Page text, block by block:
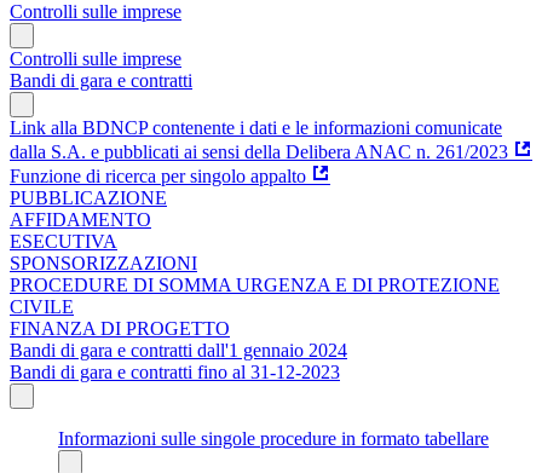
Controlli sulle imprese
Controlli sulle imprese
Bandi di gara e contratti
Link alla BDNCP contenente i dati e le informazioni comunicate
dalla S.A. e pubblicati ai sensi della Delibera ANAC n. 261/2023
Funzione di ricerca per singolo appalto
PUBBLICAZIONE
AFFIDAMENTO
ESECUTIVA
SPONSORIZZAZIONI
PROCEDURE DI SOMMA URGENZA E DI PROTEZIONE
CIVILE
FINANZA DI PROGETTO
Bandi di gara e contratti dall'1 gennaio 2024
Bandi di gara e contratti fino al 31-12-2023
Informazioni sulle singole procedure in formato tabellare